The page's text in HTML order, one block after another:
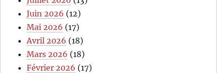
Juin 2026 (12)
Mai 2026 (17)
Avril 2026 (18)
Mars 2026 (18)
Février 2026 (17)